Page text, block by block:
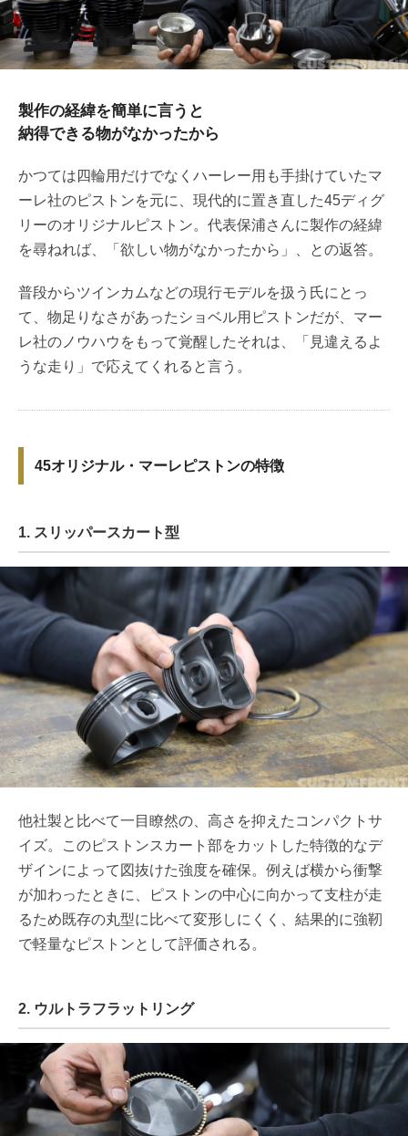
製作の経緯を簡単に言うと
納得できる物がなかったから
かつては四輪用だけでなくハーレー用も手掛けていたマ
ーレ社のピストンを元に、現代的に置き直した45ディグ
リーのオリジナルピストン。代表保浦さんに製作の経緯
を尋ねれば、「欲しい物がなかったから」、との返答。
普段からツインカムなどの現行モデルを扱う氏にとっ
て、物足りなさがあったショベル用ピストンだが、マー
レ社のノウハウをもって覚醒したそれは、「見違えるよ
うな走り」で応えてくれると言う。
45オリジナル・マーレピストンの特徴
1. スリッパースカート型
他社製と比べて一目瞭然の、高さを抑えたコンパクトサ
イズ。このピストンスカート部をカットした特徴的なデ
ザインによって図抜けた強度を確保。例えば横から衝撃
が加わったときに、ピストンの中心に向かって支柱が走
るため既存の丸型に比べて変形しにくく、結果的に強靭
で軽量なピストンとして評価される。
2. ウルトラフラットリング